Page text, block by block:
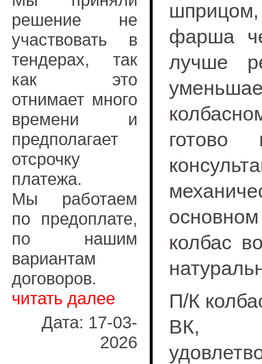
решение не
участвовать в
тендерах, так
как это
отнимает много
времени и
предполагает
отсрочку
платежа.
Мы работаем
по предоплате,
по нашим
вариантам
договоров.
читать далее
Дата: 17-03-
2026
фарша
лучше
готово
колбас
П/К
ВК,